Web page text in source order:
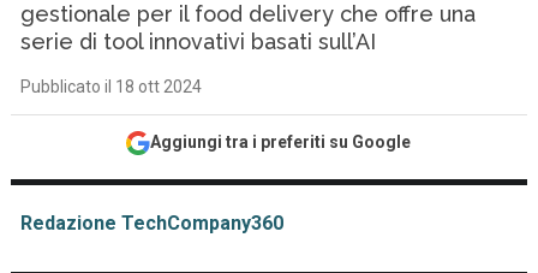
gestionale per il food delivery che offre una
serie di tool innovativi basati sull’AI
Pubblicato il 18 ott 2024
Aggiungi tra i preferiti su Google
Redazione TechCompany360